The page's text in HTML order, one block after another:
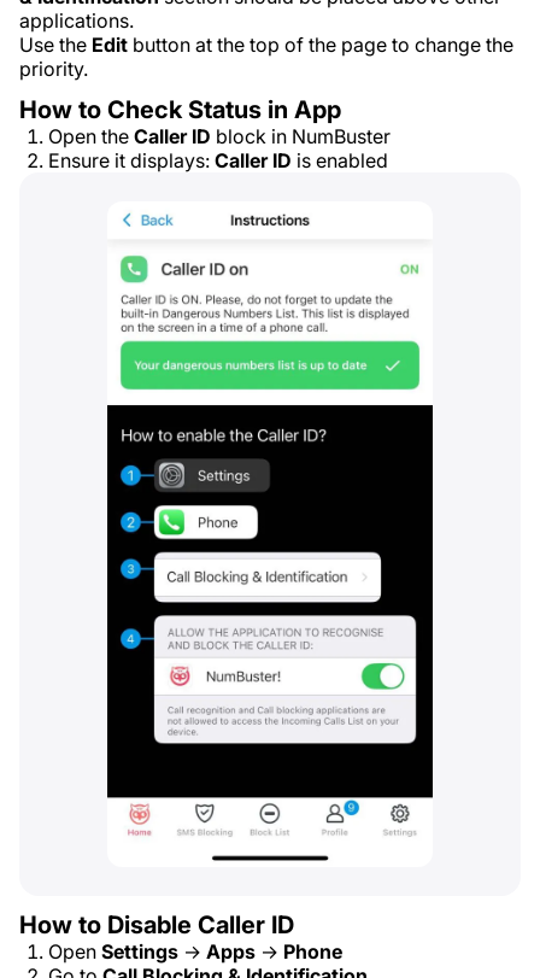
applications.
Use the Edit button at the top of the page to change the
priority.
How to Check Status in App
Open the Caller ID block in NumBuster
Ensure it displays: Caller ID is enabled
How to Disable Caller ID
Open Settings → Apps → Phone